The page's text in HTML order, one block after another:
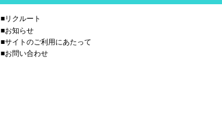
■リクルート
■お知らせ
■サイトのご利用にあたって
■お問い合わせ